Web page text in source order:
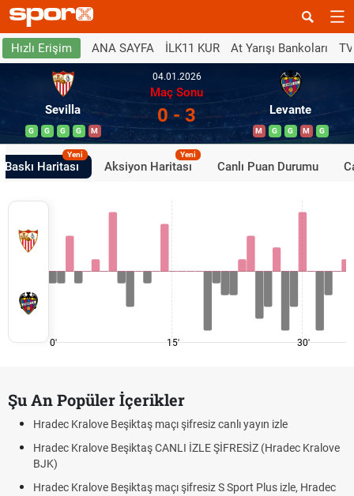
Hızlı Erişim ANA SAYFA İLK11 KUR At Yarışı Bankoları
Sevilla
G G G G M
04.01.2026
Maç Sonu
0 - 3 Levante
M G G M G
Baskı Haritası
Yeni
Aksiyon Haritası
Yeni
Canlı Puan Durumu
0' 15' 30'
Şu An Popüler İçerikler
Hradec Kralove Beşiktaş maçı şifresiz canlı yayın izle
Hradec Kralove Beşiktaş CANLI İZLE ŞİFRESİZ (Hradec Kralove
BJK)
Hradec Kralove Beşiktaş maçı şifresiz S Sport Plus izle, Hradec